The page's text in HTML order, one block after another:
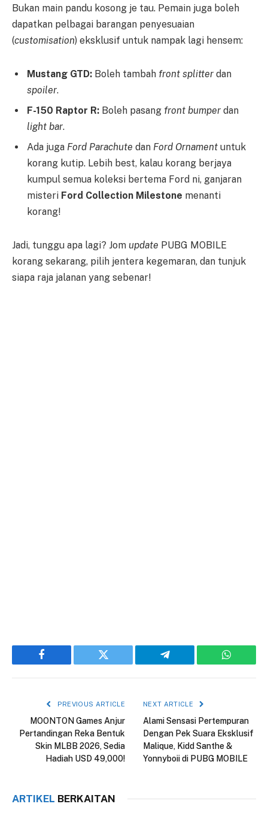
Bukan main pandu kosong je tau. Pemain juga boleh
dapatkan pelbagai barangan penyesuaian
(customisation) eksklusif untuk nampak lagi hensem:
Mustang GTD: Boleh tambah front splitter dan
spoiler.
F-150 Raptor R: Boleh pasang front bumper dan
light bar.
Ada juga Ford Parachute dan Ford Ornament untuk
korang kutip. Lebih best, kalau korang berjaya
kumpul semua koleksi bertema Ford ni, ganjaran
misteri Ford Collection Milestone menanti
korang!
Jadi, tunggu apa lagi? Jom update PUBG MOBILE
korang sekarang, pilih jentera kegemaran, dan tunjuk
siapa raja jalanan yang sebenar!
Facebook Twitter Telegram
PREVIOUS ARTICLE
MOONTON Games Anjur
Pertandingan Reka Bentuk
Skin MLBB 2026, Sedia
Hadiah USD 49,000!
NEXT ARTICLE
Alami Sensasi Pertempuran
Dengan Pek Suara Eksklusif
Malique, Kidd Santhe &
Yonnyboii di PUBG MOBILE
ARTIKEL BERKAITAN